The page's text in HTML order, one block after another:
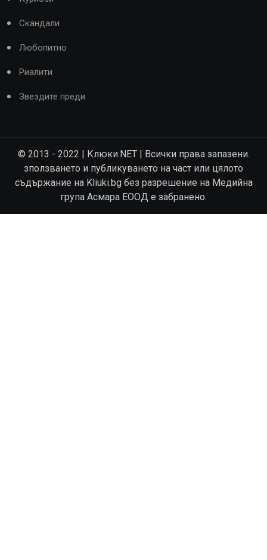
Скандали
Любопитно
Риалити
Звездите преди
© 2013 - 2022 | Клюки.NET | Всички права запазени.
зползването и публикуването на част или цялото
съдържание на Kliuki.bg без разрешение на Медийна
група Асмара ЕООД е забранено.